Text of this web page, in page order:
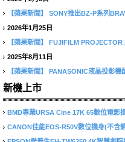
【蘋果新聞】
SONY推出BZ-P系列
2026年1月25日
【蘋果新聞】
FUJIFILM PROJECTOR
2025年8月11日
【蘋果新聞】
PANASONIC液晶投影機
新機上市
BMD專業URSA Cine 17K 65數位電影
CANON佳能EOS-R50V數位機身(不含